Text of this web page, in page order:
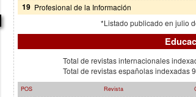
19 Profesional de la Información
*Listado publicado en julio
Total de revistas internacionales
Total de revistas españolas indexadas
POS Revista